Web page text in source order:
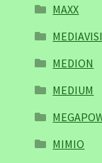
MAXX
MEDION
MEDIUM
MIMIO